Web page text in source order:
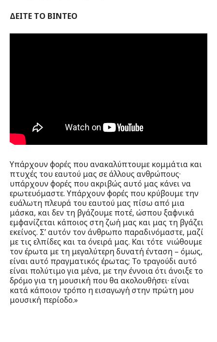
ΔΕΙΤΕ ΤΟ ΒΙΝΤΕΟ
Υπάρχουν φορές που ανακαλύπτουμε κομμάτια και
πτυχές του εαυτού μας σε άλλους ανθρώπους·
υπάρχουν φορές που ακριβώς αυτό μας κάνει να
ερωτευόμαστε. Υπάρχουν φορές που κρύβουμε την
ευάλωτη πλευρά του εαυτού μας πίσω από μια
μάσκα, και δεν τη βγάζουμε ποτέ, ώσπου ξαφνικά
εμφανίζεται κάποιος στη ζωή μας και μας τη βγάζει
εκείνος. Σ’ αυτόν τον άνθρωπο παραδινόμαστε, μαζί
με τις ελπίδες και τα όνειρά μας. Και τότε νιώθουμε
τον έρωτα με τη μεγαλύτερη δυνατή ένταση – όμως,
είναι αυτό πραγματικός έρωτας; Το τραγούδι αυτό
είναι πολύτιμο για μένα, με την έννοια ότι άνοιξε το
δρόμο για τη μουσική που θα ακολουθήσει· είναι
κατά κάποιον τρόπο η εισαγωγή στην πρώτη μου
μουσική περίοδο.»